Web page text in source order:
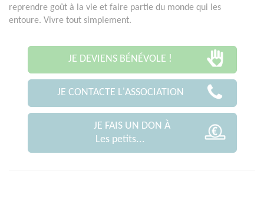
reprendre goût à la vie et faire partie du monde qui les
entoure. Vivre tout simplement.
JE DEVIENS BÉNÉVOLE !
JE CONTACTE L'ASSOCIATION
JE FAIS UN DON À
Les petits...